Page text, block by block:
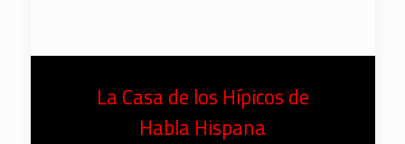
La Casa de los Hípicos de
Habla Hispana